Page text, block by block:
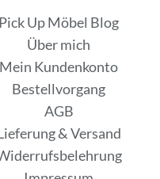
Pick Up Möbel Blog
Über mich
Mein Kundenkonto
Bestellvorgang
AGB
& Versand